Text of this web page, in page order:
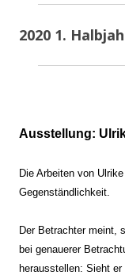
2020 1.
Ausstellung:
Die Arbeiten von
Gegenständlichkeit.
Der Betrachter meint,
bei genauerer
herausstellen: Sieht